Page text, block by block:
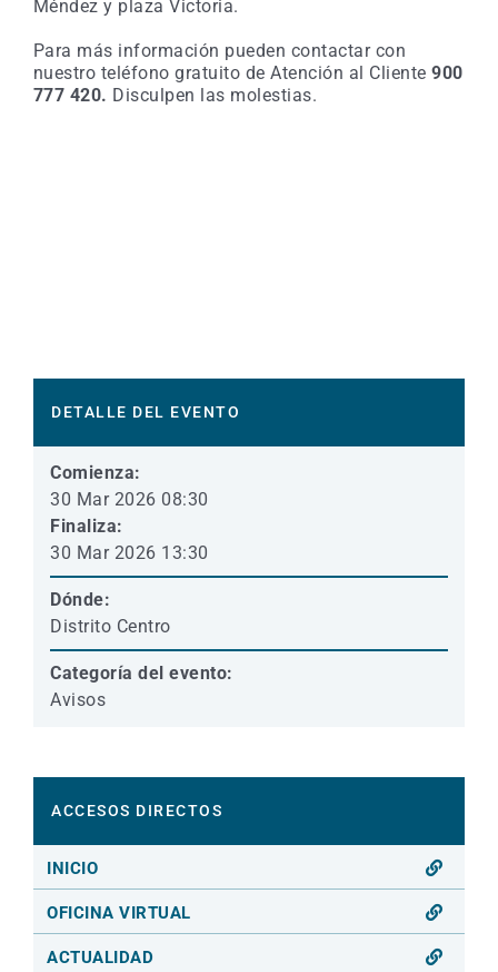
Méndez y plaza Victoria.
Para más información pueden contactar con
nuestro teléfono gratuito de Atención al Cliente900
777 420. Disculpen las molestias.
DETALLE DEL EVENTO
Comienza:
30 Mar 2026 08:30
Finaliza:
30 Mar 2026 13:30
Dónde:
Distrito Centro
Categoría del evento:
Avisos
ACCESOS DIRECTOS
INICIO
OFICINA VIRTUAL
ACTUALIDAD